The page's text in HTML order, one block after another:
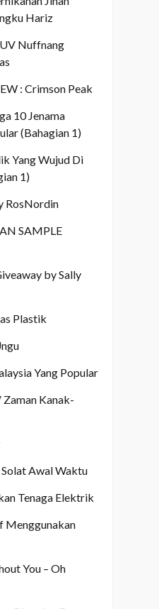
Hariz
Nuffnang
: Crimson Peak
10 Jenama
(Bahagian 1)
Yang Wujud Di
1)
RosNordin
SAMPLE
by Sally
Plastik
Yang Popular
Zaman Kanak-
Awal Waktu
Tenaga Elektrik
Menggunakan
You – Oh